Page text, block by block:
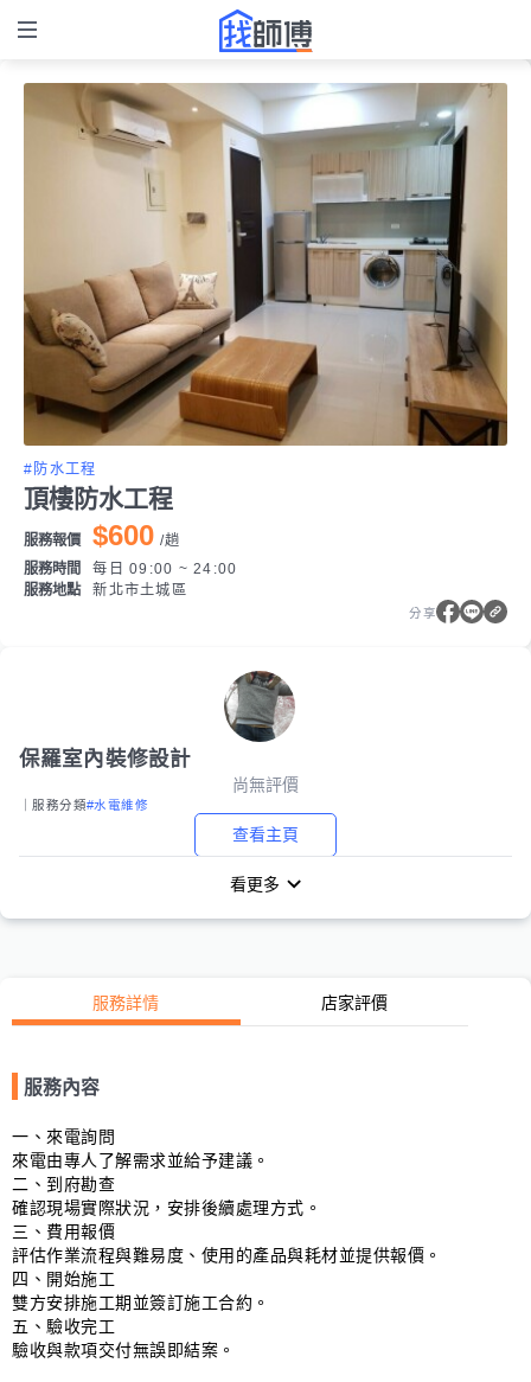
#防水工程
頂樓防水工程
服務報價 $600 /趟
服務時間
每日 09:00 ~ 24:00
服務地點
新北市土城區
分享
保羅室內裝修設計
尚無評價
｜服務分類#水電維修
查看主頁
看更多
服務詳情 店家評價
服務內容
一、來電詢問
來電由專人了解需求並給予建議。
二、到府勘查
確認現場實際狀況，安排後續處理方式。
三、費用報價
評估作業流程與難易度、使用的產品與耗材並提供報價。
四、開始施工
雙方安排施工期並簽訂施工合約。
五、驗收完工
驗收與款項交付無誤即結案。